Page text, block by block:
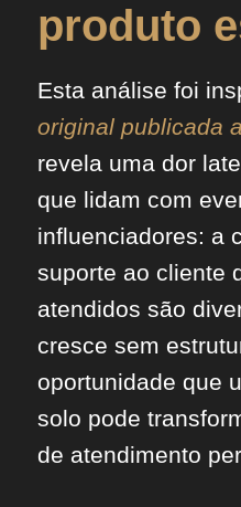
produto
Esta análise foi
original publicada
revela uma dor
que lidam com
influenciadores: a
suporte ao cliente
atendidos são
cresce sem
oportunidade que
solo pode
de atendimento